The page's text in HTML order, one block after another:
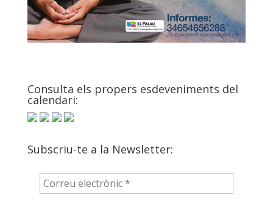
Consulta els propers esdeveniments del
calendari:
Subscriu-te a la Newsletter: